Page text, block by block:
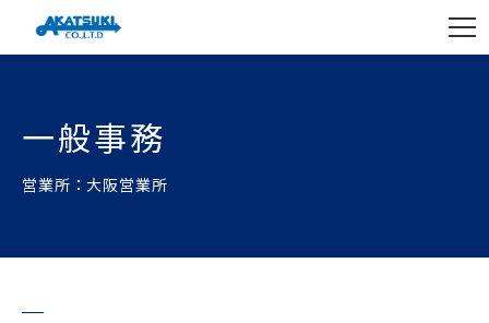
一般事務
営業所：大阪営業所